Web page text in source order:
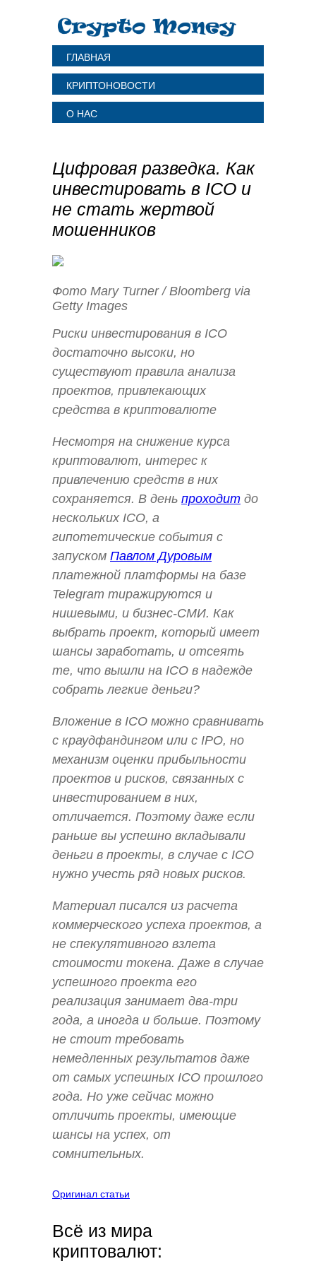
ГЛАВНАЯ
КРИПТОНОВОСТИ
О НАС
Цифровая разведка. Как
инвестировать в ICO и
не стать жертвой
мошенников
Фото Mary Turner / Bloomberg via
Getty Images
Риски инвестирования в ICO
достаточно высоки, но
существуют правила анализа
проектов, привлекающих
средства в криптовалюте
Несмотря на снижение курса
криптовалют, интерес к
привлечению средств в них
сохраняется. В день проходит до
нескольких ICO, а
гипотетические события с
запуском Павлом Дуровым
платежной платформы на базе
Telegram тиражируются и
нишевыми, и бизнес-СМИ. Как
выбрать проект, который имеет
шансы заработать, и отсеять
те, что вышли на ICO в надежде
собрать легкие деньги?
Вложение в ICO можно сравнивать
с краудфандингом или с IPO, но
механизм оценки прибыльности
проектов и рисков, связанных с
инвестированием в них,
отличается. Поэтому даже если
раньше вы успешно вкладывали
деньги в проекты, в случае с ICO
нужно учесть ряд новых рисков.
Материал писался из расчета
коммерческого успеха проектов, а
не спекулятивного взлета
стоимости токена. Даже в случае
успешного проекта его
реализация занимает два-три
года, а иногда и больше. Поэтому
не стоит требовать
немедленных результатов даже
от самых успешных ICO прошлого
года. Но уже сейчас можно
отличить проекты, имеющие
шансы на успех, от
сомнительных.
Оригинал статьи
Всё из мира
криптовалют: